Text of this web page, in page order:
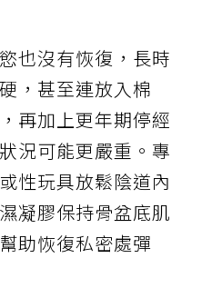
也沒有恢復，長時
，甚至連放入棉
再加上更年期停經
況可能更嚴重。專
性玩具放鬆陰道內
凝膠保持骨盆底肌
助恢復私密處彈